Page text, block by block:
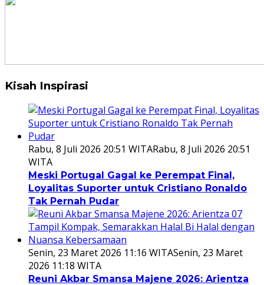
Kisah Inspirasi
Rabu, 8 Juli 2026 20:51 WITARabu, 8 Juli 2026 20:51
WITA
Meski Portugal Gagal ke Perempat Final,
Loyalitas Suporter untuk Cristiano Ronaldo
Tak Pernah Pudar
Senin, 23 Maret 2026 11:16 WITASenin, 23 Maret
2026 11:18 WITA
Reuni Akbar Smansa Majene 2026: Arientza